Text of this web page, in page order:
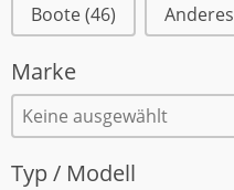
Boote(46) Anderes
Marke
Marke
Marke
Marke
Typ / Modell